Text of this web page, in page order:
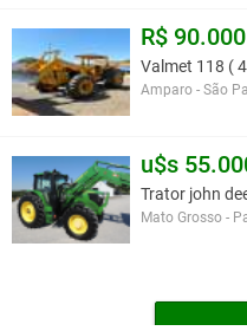
R$ 90.000
Valmet 118 (
Amparo - São
u$s
Trator john
Mato Grosso -